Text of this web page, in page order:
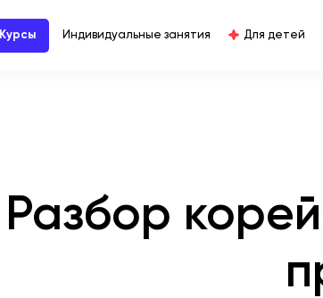
Курсы Индивидуальные занятия Для детей
Разбор